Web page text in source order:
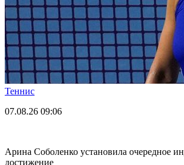
Теннис
07.08.26 09:06
Арина Соболенко установила очередное
достижение